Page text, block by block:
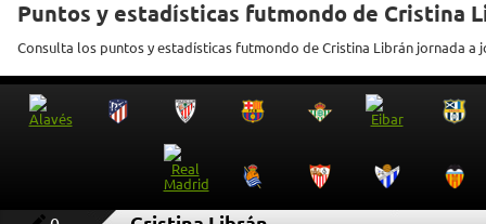
Puntos y estadísticas futmondo de Cristina
Consulta los puntos y estadísticas futmondo de Cristina Librán jornada a